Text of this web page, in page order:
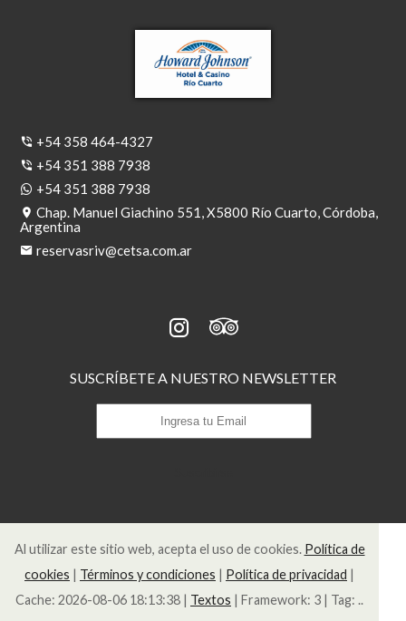
+54 358 464-4327
+54 351 388 7938
+54 351 388 7938
Chap. Manuel Giachino 551, X5800 Río Cuarto, Córdoba,
Argentina
reservasriv@cetsa.com.ar
SUSCRÍBETE A NUESTRO NEWSLETTER
Al utilizar este sitio web, acepta el uso de cookies. Política de
cookies | Términos y condiciones | Política de privacidad |
Cache: 2026-08-06 18:13:38 | Textos | Framework: 3 | Tag: ..